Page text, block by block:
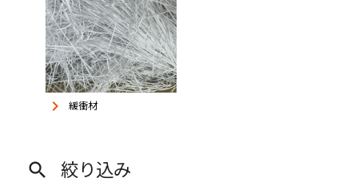
keyboard_arrow_right 緩衝材
search 絞り込み